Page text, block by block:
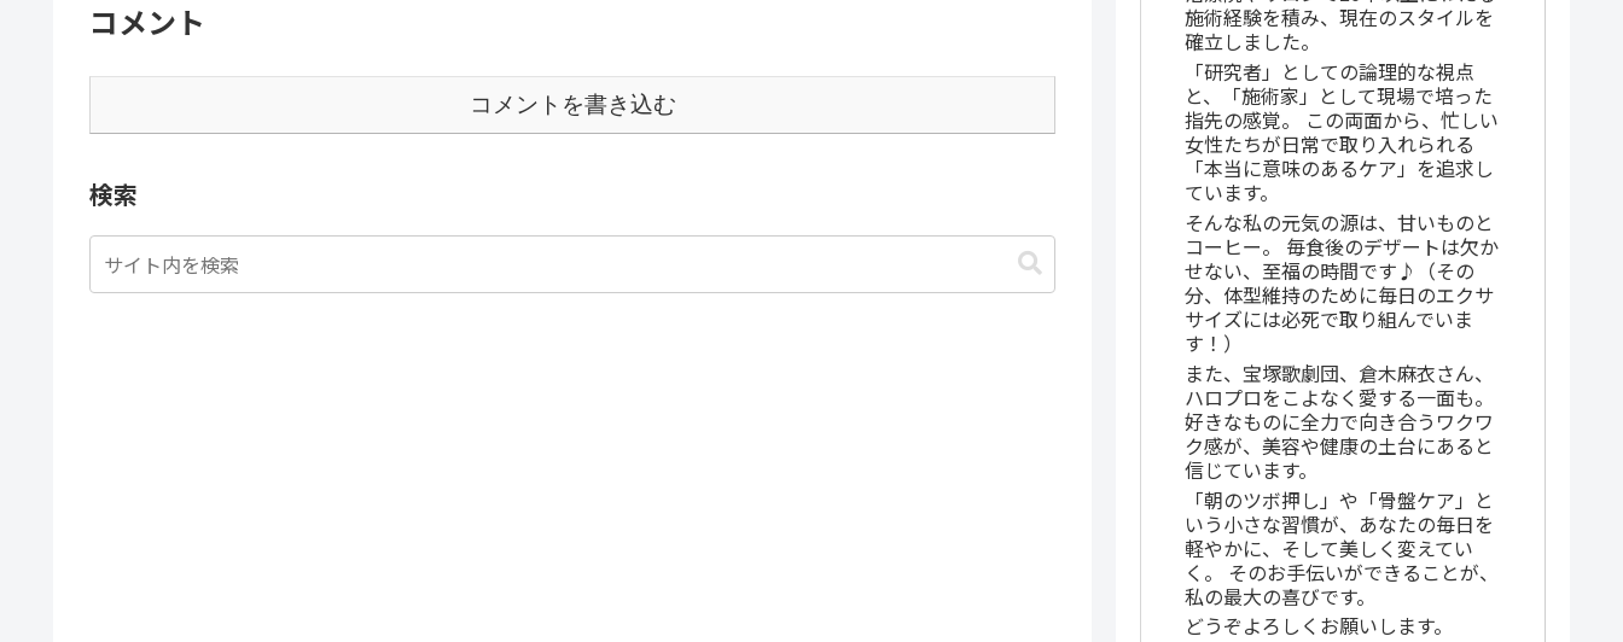
コメント
コメントを書き込む
検索
施術経験を積み、現在のスタイルを
確立しました。
「研究者」としての論理的な視点
と、「施術家」として現場で培った
指先の感覚。 この両面から、忙しい
女性たちが日常で取り入れられる
「本当に意味のあるケア」を追求し
ています。
そんな私の元気の源は、甘いものと
コーヒー。 毎食後のデザートは欠か
せない、至福の時間です♪（その
分、体型維持のために毎日のエクサ
サイズには必死で取り組んでいま
す！）
また、宝塚歌劇団、倉木麻衣さん、
ハロプロをこよなく愛する一面も。
好きなものに全力で向き合うワクワ
ク感が、美容や健康の土台にあると
信じています。
「朝のツボ押し」や「骨盤ケア」と
いう小さな習慣が、あなたの毎日を
軽やかに、そして美しく変えてい
く。 そのお手伝いができることが、
私の最大の喜びです。
どうぞよろしくお願いします。